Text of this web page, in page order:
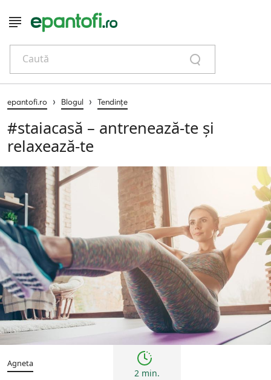
Caută
epantofi.ro › Blogul › Tendințe
#staiacasă – antrenează-te și
relaxează-te
Tendințe
Agneta
2 min.